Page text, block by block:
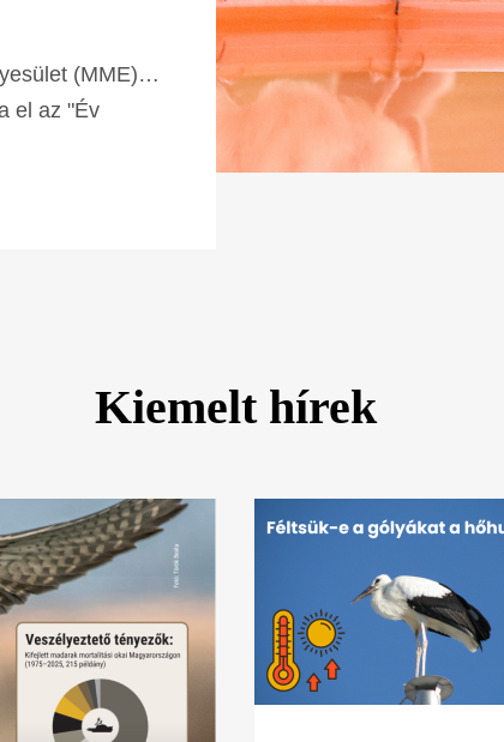
(MME)
el az "Év
Az Élőhelyvédelmi
jelleggel meghirdetett
évről évre egy-egy
Kiemelt hírek